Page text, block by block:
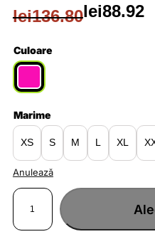
lei136.80
Prețul
inițial
a
fost:
lei136.80.
lei88.92
Prețul
curent
este:
lei88.92.
Culoare
Marime
L XL
XS S M
Anulează
Cantitate
lungi
femei
din